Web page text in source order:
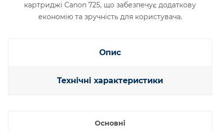
картриджі Canon 725, що забезпечує додаткову
економію та зручність для користувача.​
Опис
Технічні характеристики
Основні